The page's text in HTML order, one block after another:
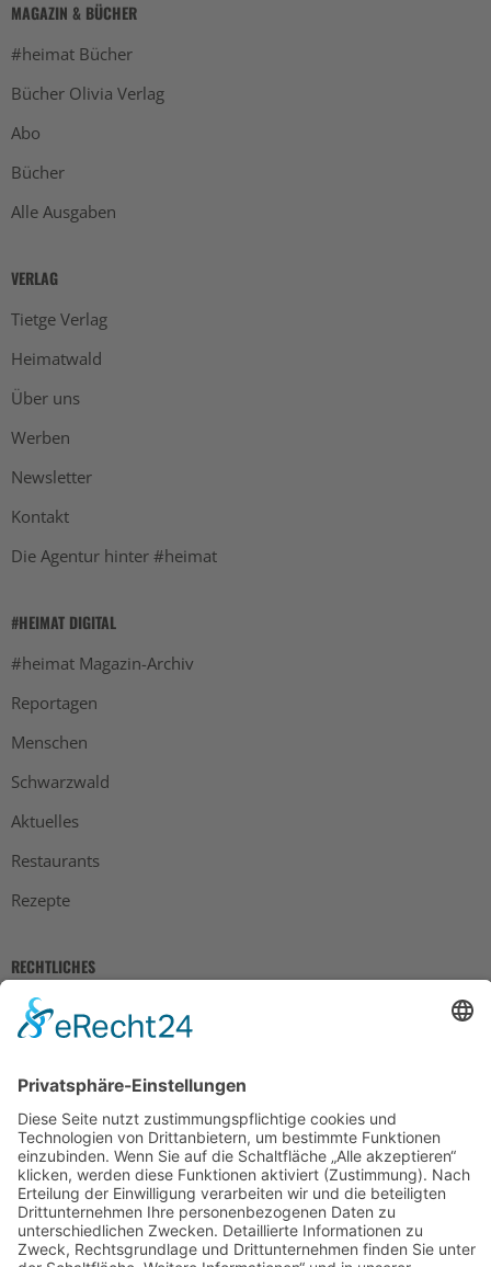
MAGAZIN & BÜCHER
#heimat Bücher
Bücher Olivia Verlag
Abo
Bücher
Alle Ausgaben
VERLAG
Tietge Verlag
Heimatwald
Über uns
Werben
Newsletter
Kontakt
Die Agentur hinter #heimat
#HEIMAT DIGITAL
#heimat Magazin-Archiv
Reportagen
Menschen
Schwarzwald
Aktuelles
Restaurants
Rezepte
RECHTLICHES
Impressum
AGB
Widerrufsbelehrung
Bankdaten